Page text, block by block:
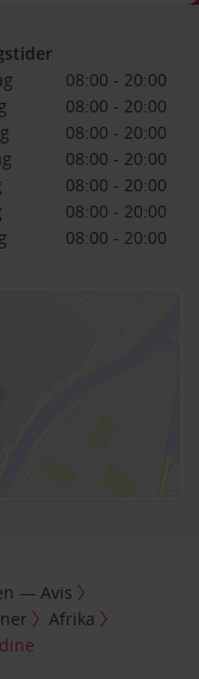
08:00 - 20:00
08:00 - 20:00
08:00 - 20:00
08:00 - 20:00
08:00 - 20:00
08:00 - 20:00
08:00 - 20:00
— Avis
Afrika